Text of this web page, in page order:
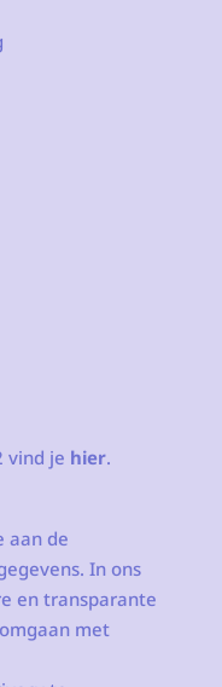
vind je hier.
aan de
In ons
en transparante
met